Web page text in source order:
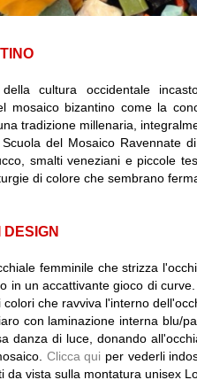
cultura occidentale
mosaico bizantino come la
tradizione millenaria,
del Mosaico Ravennate
smalti veneziani e piccole
di colore che sembrano
femminile che strizza
in un accattivante gioco di
che ravviva l'interno
con laminazione interna blu/
danza di luce, donando
Clicca qui per vederli
da vista sulla montatura unisex